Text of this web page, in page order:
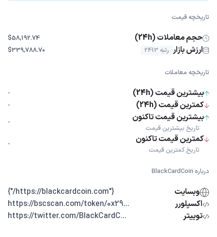
تاریخچه قیمت
حجم معاملات (24h) $58,192.74
ارزش بازار رتبه 2413 $339,788.70
تاریخچه معاملات
بیشترین قیمت (24h) -
کمترین قیمت (24h) -
بیشترین قیمت تاکنون
تاریخ بیشترین قیمت
-
کمترین قیمت تاکنون
تاریخ کمترین قیمت
-
درباره BlackCardCoin
وبسایت
{"https://blackcardcoin.com/"}
اکسپلورر
...https://bscscan.com/token/0x29
توییتر
...https://twitter.com/BlackCardC